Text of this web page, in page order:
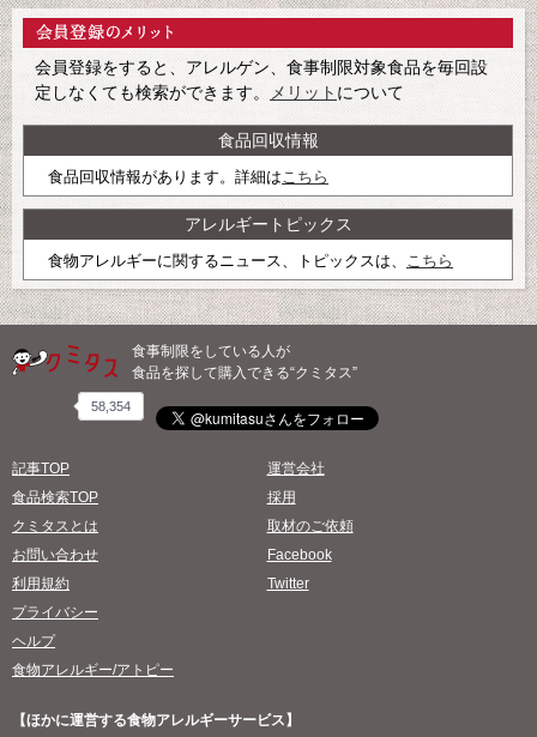
会員登録をすると、アレルゲン、食事制限対象食品を毎回設
定しなくても検索ができます。
メリット について
食品回収情報
食品回収情報があります。詳細はこちら
アレルギートピックス
食物アレルギーに関するニュース、トピックスは、 こちら
食事制限をしている人が
食品を探して購入できる“クミタス”
58,354
記事TOP
食品検索TOP
クミタスとは
お問い合わせ
利用規約
プライバシー
ヘルプ
食物アレルギー/アトピー
運営会社
採用
取材のご依頼
Facebook
Twitter
【ほかに運営する食物アレルギーサービス】